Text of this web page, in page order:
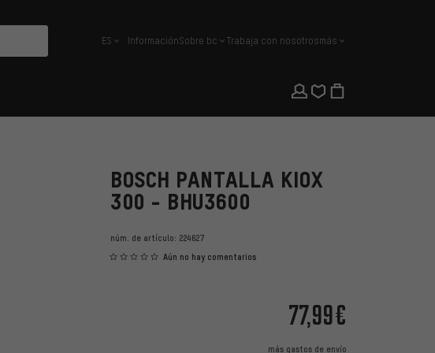
español
ES InformaciónSobre bc Trabaja con nosotrosmás
BOSCH PANTALLA KIOX
300 - BHU3600
núm. de artículo: 224627
Aún no hay comentarios
77,99€
más gastos de envío